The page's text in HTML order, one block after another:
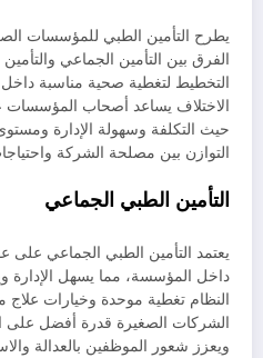
يطرح التأمين الطبي للمؤسسات
الفرق بين التأمين الجماعي
التخطيط لتغطية صحية مناسبة
الاختلاف يساعد أصحاب المؤسسات
حيث التكلفة وسهولة الإدارة
التوازن بين مصلحة الشركة
التأمين الطبي الجماعي
يعتمد التأمين الطبي الجماعي
داخل المؤسسة، مما يسهل الإدارة
النظام تغطية موحدة وخيارات علاج
الشركات الصغيرة قدرة أفضل على
ويعزز شعور الموظفين بالعدالة